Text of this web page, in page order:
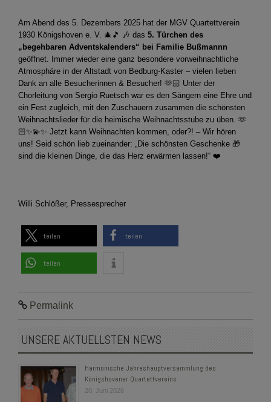
Am Abend des 5. Dezembers 2025 hat der MGV Quartettverein
1930 Königshoven e. V. 🎄🎵 🎶 das 5. Türchen des
„begehbaren Adventskalenders“ bei Familie Bußmannn
geöffnet. Immer wieder eine ganz besondere vorweihnachtliche
Atmosphäre in der Altstadt von Bedburg-Kaster – vielen lieben
Dank an alle Besucherinnen & Besucher! 🫶🏻 Unter der
Chorleitung von Sergio Ruetsch war es den Sängern eine Ehre und
ein Fest zugleich, mit den Zuschauern zusammen die schönsten
Weihnachtslieder für die heimische Weihnachtsstube zu üben. 🫶
🏻✨💫✨ Jetzt kann Weihnachten kommen, oder?! – Wir hören
uns! Seid schön lieb zueinander: „Die schönsten Geschenke 🎁
sind die kleinen Dinge, die das Herz erwärmen lassen!“ ❤️
Willi Schlößer, Pressesprecher
teilen teilen
teilen
Permalink
UNSERE AKTUELLSTEN NEWS
Harmonische Jahreshauptversammlung des
Königshovener Quartettvereins
20. Juni 2026